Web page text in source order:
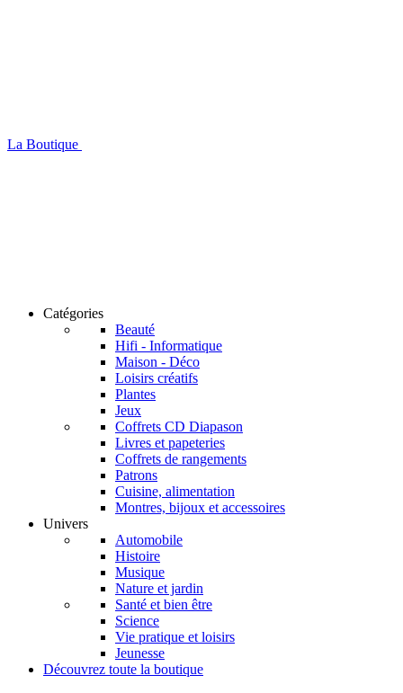
La Boutique
Catégories
Beauté
Hifi - Informatique
Maison - Déco
Loisirs créatifs
Plantes
Jeux
Coffrets CD Diapason
Livres et papeteries
Coffrets de rangements
Patrons
Cuisine, alimentation
Montres, bijoux et accessoires
Univers
Automobile
Histoire
Musique
Nature et jardin
Santé et bien être
Science
Vie pratique et loisirs
Jeunesse
Découvrez toute la boutique